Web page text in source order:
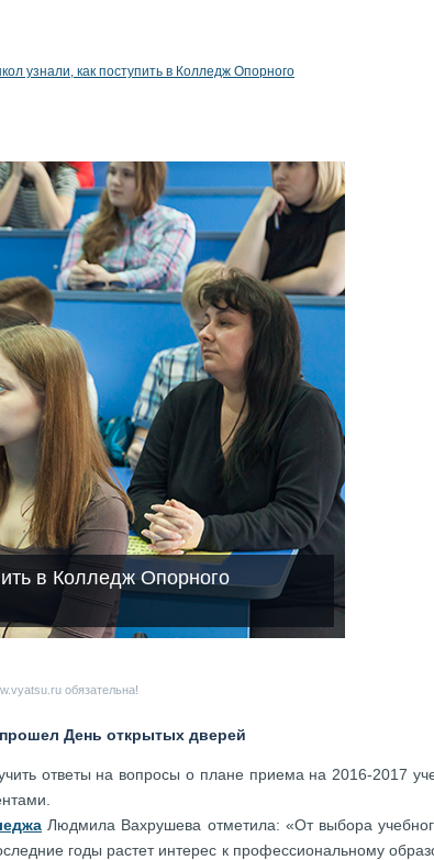
узнали, как поступить в Колледж Опорного
в Колледж Опорного
обязательна!
День открытых дверей
ответы на вопросы о плане приема на 2016-2017
Людмила Вахрушева отметила: «От выбора
годы растет интерес к профессиональному